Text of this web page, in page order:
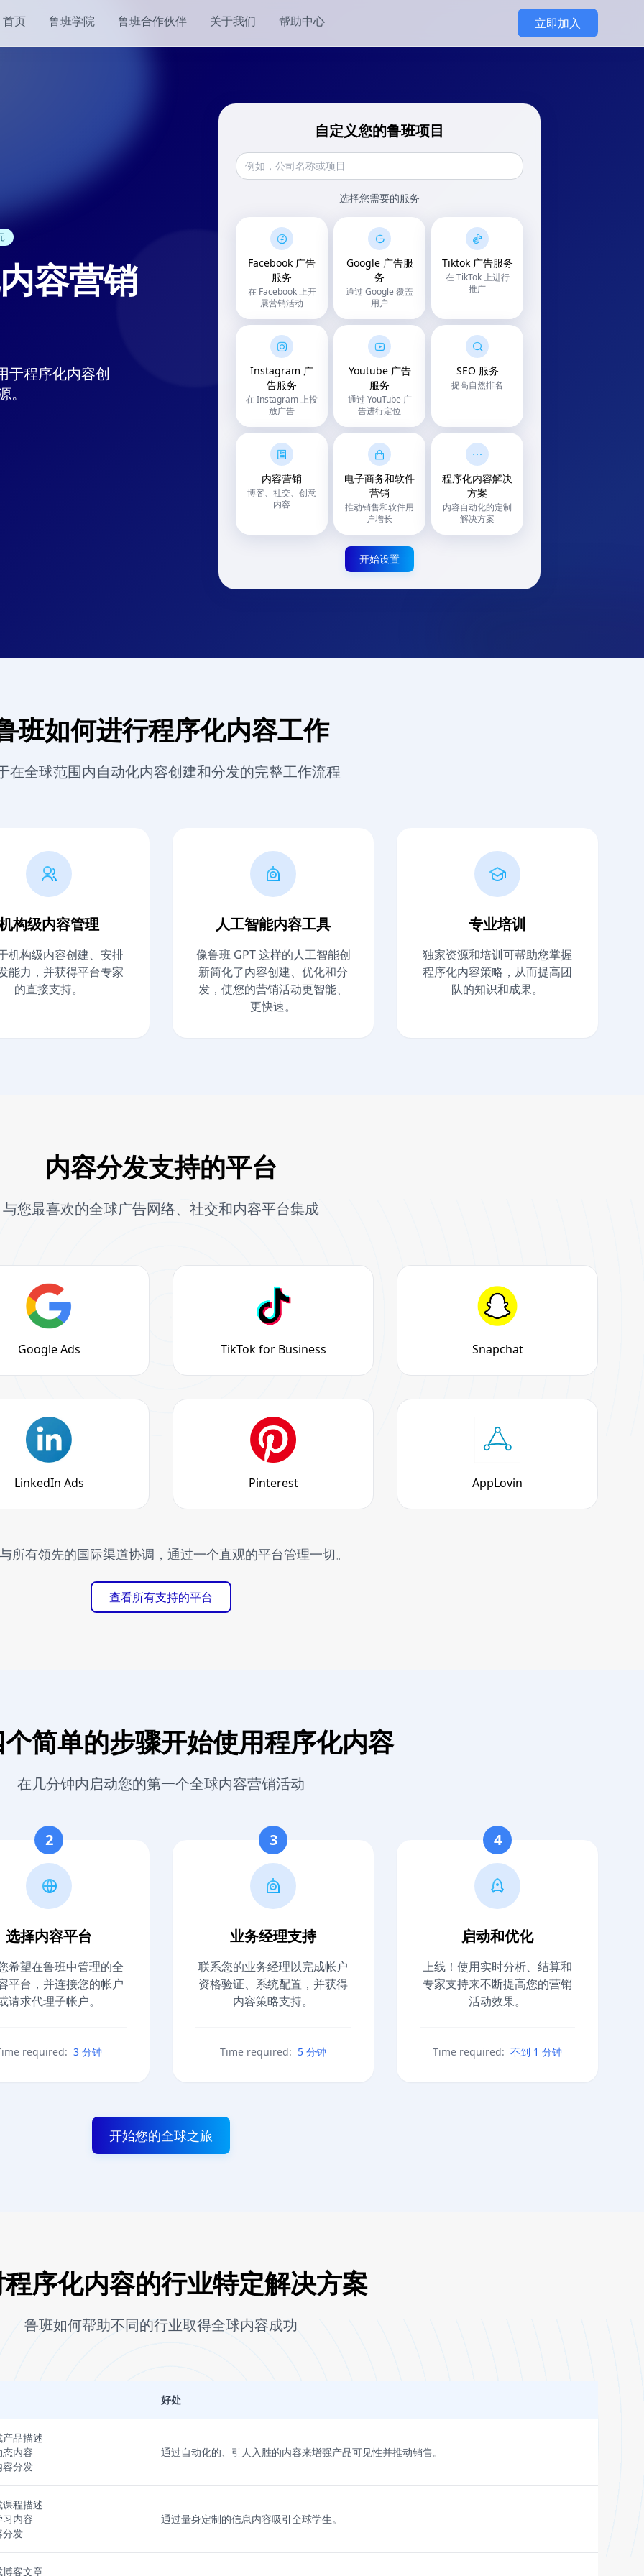
首页 鲁班学院 鲁班合作伙伴 关于我们 帮助中心 立即加入
容营销
于程序化内容创
自定义您的鲁班项目
选择您需要的服务
Facebook 广告
服务
在 Facebook 上开
展营销活动
Google 广告服
务
通过 Google 覆盖
用户
Tiktok 广告服务
在 TikTok 上进行
推广
Instagram 广
告服务
在 Instagram 上投
放广告
Youtube 广告
服务
通过 YouTube 广
告进行定位
SEO 服务
提高自然排名
内容营销
博客、社交、创意
内容
电子商务和软件
营销
推动销售和软件用
户增长
程序化内容解决
方案
内容自动化的定制
解决方案
开始设置
班如何进行程序化内容工作
在全球范围内自动化内容创建和分发的完整工作流程
构级内容管理
机构级内容创建、安排
能力，并获得平台专家
的直接支持。
人工智能内容工具
像鲁班 GPT 这样的人工智能创
新简化了内容创建、优化和分
发，使您的营销活动更智能、
更快速。
专业培训
独家资源和培训可帮助您掌握
程序化内容策略，从而提高团
队的知识和成果。
内容分发支持的平台
与您最喜欢的全球广告网络、社交和内容平台集成
Google Ads TikTok for Business Snapchat
LinkedIn Ads Pinterest AppLovin
所有领先的国际渠道协调，通过一个直观的平台管理一切。
查看所有支持的平台
简单的步骤开始使用程序化内容
在几分钟内启动您的第一个全球内容营销活动
2
选择内容平台
希望在鲁班中管理的全
平台，并连接您的帐户
请求代理子帐户。
required: 3 分钟
3
业务经理支持
联系您的业务经理以完成帐户
资格验证、系统配置，并获得
内容策略支持。
Time required: 5 分钟
4
启动和优化
上线！使用实时分析、结算和
专家支持来不断提高您的营销
活动效果。
Time required: 不到 1 分钟
开始您的全球之旅
序化内容的行业特定解决方案
鲁班如何帮助不同的行业取得全球内容成功
好处
品描述
内容
容分发
通过自动化的、引人入胜的内容来增强产品可见性并推动销售。
程描述
内容
分发
通过量身定制的信息内容吸引全球学生。
客文章